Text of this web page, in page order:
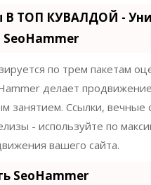
В ТОП КУВАЛДОЙ -
по трем пакетам
делает
занятием. Ссылки, вечные
- используйте по
вашего сайта.
SeoHammer